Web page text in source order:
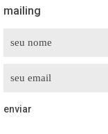
mailing